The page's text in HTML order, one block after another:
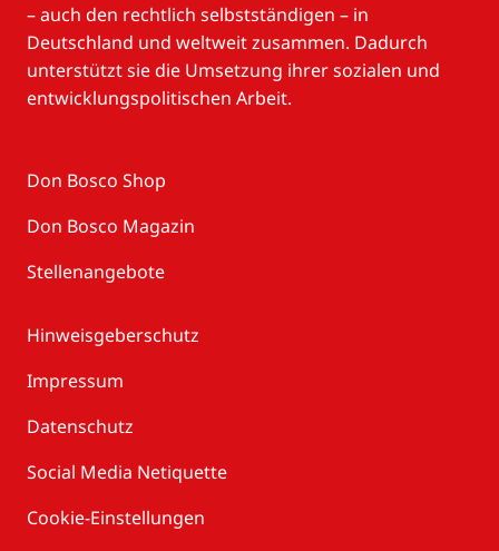
– auch den rechtlich selbstständigen – in
Deutschland und weltweit zusammen. Dadurch
unterstützt sie die Umsetzung ihrer sozialen und
entwicklungspolitischen Arbeit.
Don Bosco Shop
Don Bosco Magazin
Stellenangebote
Hinweisgeberschutz
Impressum
Datenschutz
Social Media Netiquette
Cookie-Einstellungen